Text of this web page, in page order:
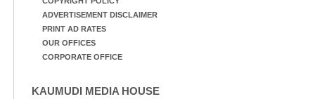
ADVERTISEMENT DISCLAIMER
PRINT AD RATES
OUR OFFICES
CORPORATE OFFICE
KAUMUDI MEDIA HOUSE